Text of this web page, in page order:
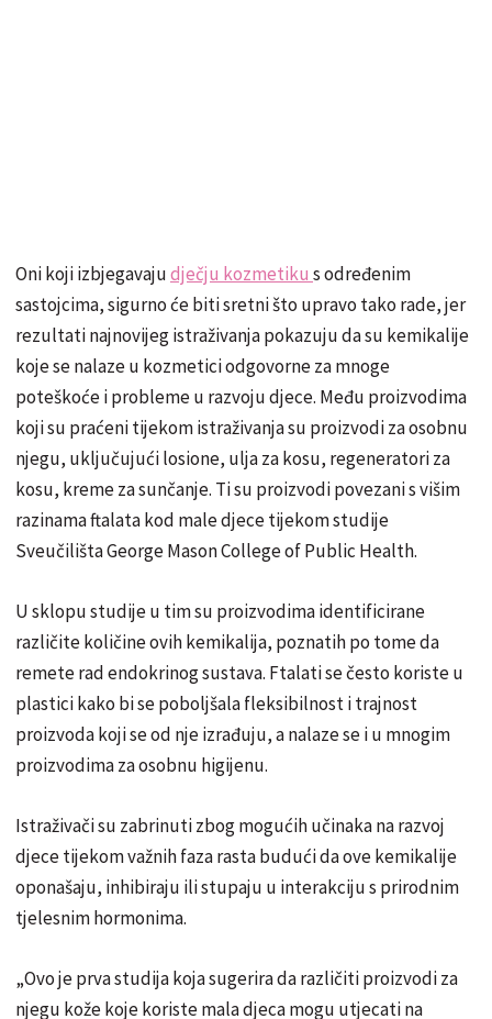
Oni koji izbjegavajudječju kozmetiku s određenim
sastojcima, sigurno će biti sretni što upravo tako rade, jer
rezultati najnovijeg istraživanja pokazuju da su kemikalije
koje se nalaze u kozmetici odgovorne za mnoge
poteškoće i probleme u razvoju djece. Među proizvodima
koji su praćeni tijekom istraživanja su proizvodi za osobnu
njegu, uključujući losione, ulja za kosu, regeneratori za
kosu, kreme za sunčanje. Ti su proizvodi povezani s višim
razinama ftalata kod male djece tijekom studije
Sveučilišta George Mason College of Public Health.
U sklopu studije u tim su proizvodima identificirane
različite količine ovih kemikalija, poznatih po tome da
remete rad endokrinog sustava. Ftalati se često koriste u
plastici kako bi se poboljšala fleksibilnost i trajnost
proizvoda koji se od nje izrađuju, a nalaze se i u mnogim
proizvodima za osobnu higijenu.
Istraživači su zabrinuti zbog mogućih učinaka na razvoj
djece tijekom važnih faza rasta budući da ove kemikalije
oponašaju, inhibiraju ili stupaju u interakciju s prirodnim
tjelesnim hormonima.
„Ovo je prva studija koja sugerira da različiti proizvodi za
njegu kože koje koriste mala djeca mogu utjecati na